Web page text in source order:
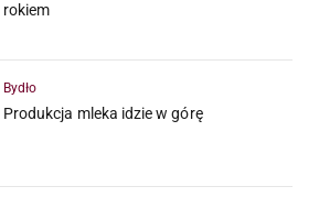
rokiem
Bydło
Produkcja mleka idzie w górę